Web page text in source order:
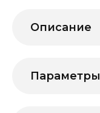
Описание
Параметры